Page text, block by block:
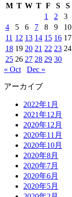
M T W T F S
S
1
2
3
4
5 6 7 8 9
10
11 12 13 14 15 16 17
18 19 20 21 22 23 24
25 26 27 28 29 30
« Oct
Dec »
アーカイブ
2022年1月
2021年12月
2020年12月
2020年11月
2020年10月
2020年8月
2020年7月
2020年6月
2020年5月